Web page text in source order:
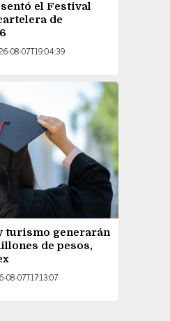
el Festival
de
08-07T19:04:39
turismo generarán
de pesos,
08-07T17:13:07